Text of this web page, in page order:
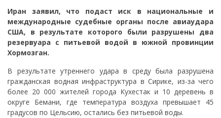
Иран заявил, что подаст иск в национальные и
международные судебные органы после авиаудара
США, в результате которого были разрушены два
резервуара с питьевой водой в южной провинции
Хормозган.
В результате утреннего удара в среду была разрушена
гражданская водная инфраструктура в Сирике, из-за чего
более 20 000 жителей города Кухестак и 10 деревень в
округе Бемани, где температура воздуха превышает 45
градусов по Цельсию, остались без питьевой воды.